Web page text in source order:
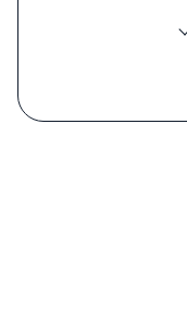
que aquí se
jornada